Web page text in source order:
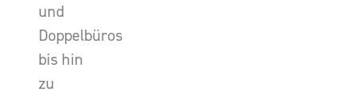
und
Doppelbüros
bis hin
zu